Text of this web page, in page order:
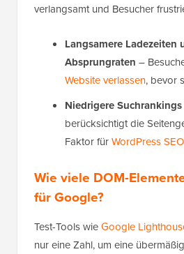
verlangsamt und Besucher
Langsamere Ladezeiten
Absprungraten –
Website verlassen, bevor
Niedrigere Suchrankings
berücksichtigt die
Faktor fürWordPress SEO
Wie viele DOM-
für Google?
Test-Tools wieGoogle
nur eine Zahl, um eine